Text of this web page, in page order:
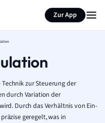
Zur App
zur Steuerung der
durch Variation der
Durch das Verhältnis von Ein-
geregelt, was in